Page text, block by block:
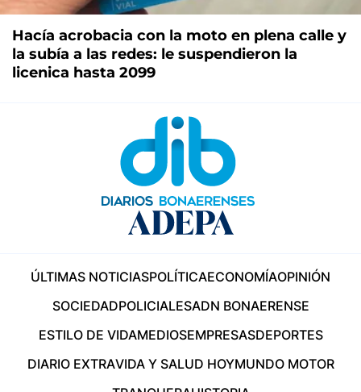
Hacía acrobacia con la moto en plena calle y
la subía a las redes: le suspendieron la
licenica hasta 2099
ÚLTIMAS NOTICIASPOLÍTICAECONOMÍAOPINIÓN
SOCIEDADPOLICIALESADN BONAERENSE
ESTILO DE VIDAMEDIOSEMPRESASDEPORTES
DIARIO EXTRAVIDA Y SALUD HOYMUNDO MOTOR